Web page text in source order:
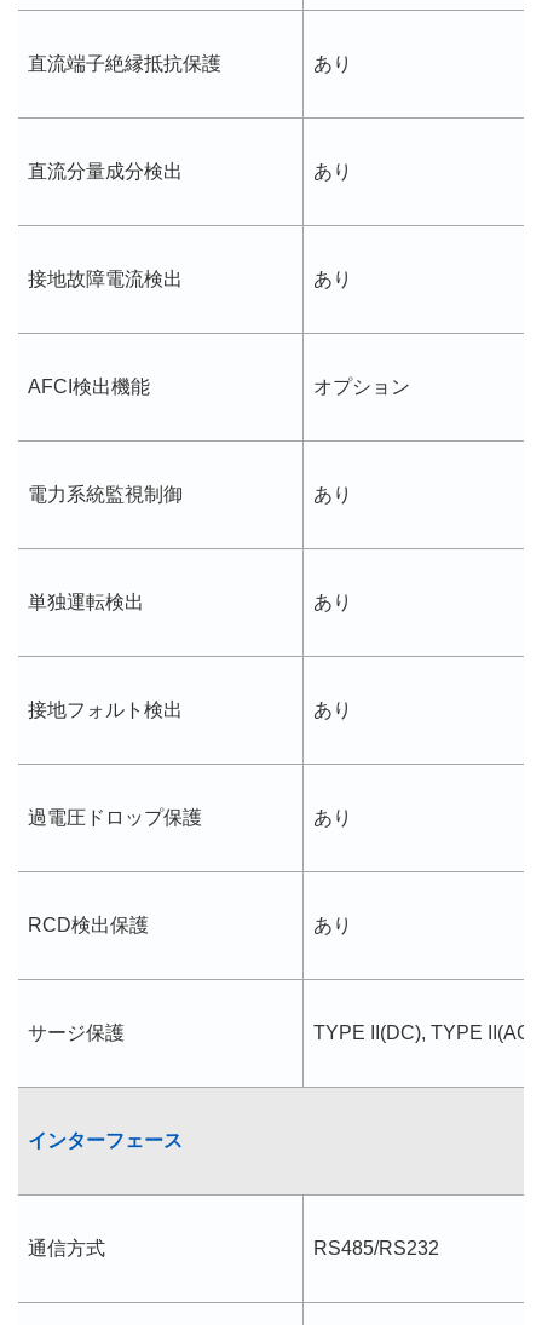
直流端子絶縁抵抗保護 あり
直流分量成分検出 あり
接地故障電流検出 あり
AFCI検出機能 オプション
電力系統監視制御 あり
単独運転検出 あり
接地フォルト検出 あり
過電圧ドロップ保護 あり
RCD検出保護 あり
サージ保護 TYPE II(DC), TYPE II(AC)
インターフェース
通信方式 RS485/RS232